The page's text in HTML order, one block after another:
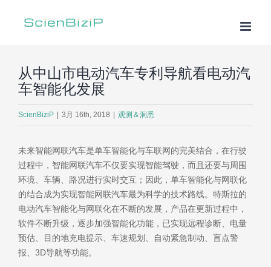
从中山市电动汽车专利导航看电动汽
车智能化发展
ScienBiziP 3月 16th, 2018 观测＆洞悉
未来智能网联汽车是单车智能化与车联网的完美结合，在行驶
过程中，智能网联汽车不仅要实现智能驾驶，而且还要与周围
环境、车辆、路况进行实时交互；因此，单车智能化与网联化
的结合成为实现智能网联汽车最为科学的技术路线。特斯拉的
电动汽车智能化与网联化在不断的发展，产品在更新过程中，
软件不断升级，逐步加强智能化功能，已实现远程诊断、电量
预估、目的地充电提示、车速规划、自动紧急制动、盲点警
报、3D导航等功能。